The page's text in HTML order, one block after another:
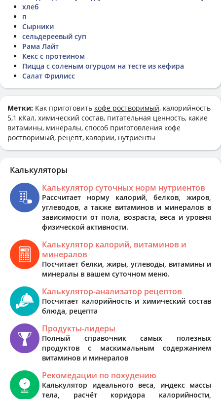
хлеб
п
Сырники
сельдереевый суп
Рама Лайт
Кекс с протеином
Пицца с соленым огурцом на тесте из кефира
Салат Фрилисс
Метки: Как приготовить кофе ростворимый, калорийность
5,1 кКал, химический состав, питательная ценность, какие
витамины, минералы, способ приготовления кофе
ростворимый, рецепт, калории, нутриенты
Калькуляторы
Калькулятор суточных норм нутриентов
Рассчитает норму калорий, белков, жиров,
углеводов, а также витаминов и минералов в
зависимости от пола, возраста, веса и уровня
физической активности.
Калькулятор калорий, витаминов и
минералов
Посчитает белки, жиры, углеводы, витамины и
минералы в вашем суточном меню.
Калькулятор-анализатор рецептов
Посчитает калорийность и химический состав
блюда, рецепта
Продукты-лидеры
Полный справочник самых полезных
продуктов с маскимальным содержанием
витаминов и минералов
Рекомедации по похудению
Калькулятор идеального веса, индекс массы
тела, расчёт коридора калорийности,